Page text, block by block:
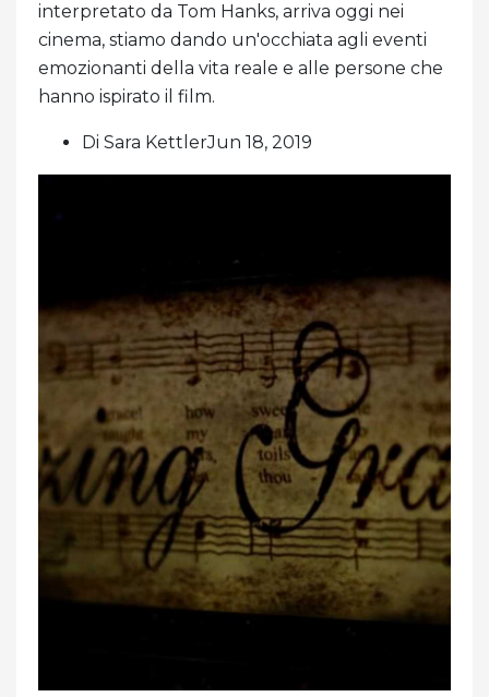
interpretato da Tom Hanks, arriva oggi nei
cinema, stiamo dando un'occhiata agli eventi
emozionanti della vita reale e alle persone che
hanno ispirato il film.
Di Sara KettlerJun 18, 2019